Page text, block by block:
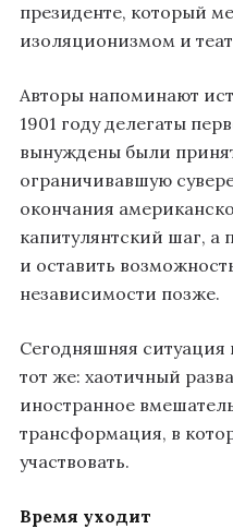
президенте, который
изоляционизмом и
Авторы напоминают
1901 году делегаты
вынуждены были
ограничивавшую
окончания
капитулянтский шаг, а
и оставить
независимости позже.
Сегодняшняя ситуация
тот же: хаотичный
иностранное
трансформация, в
участвовать.
Время уходит